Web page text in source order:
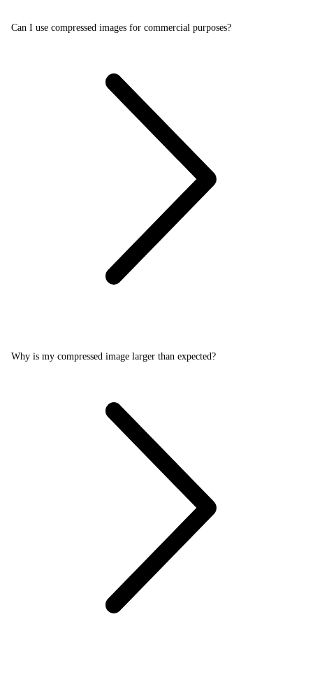
Can I use compressed images for commercial purposes?
Why is my compressed image larger than expected?